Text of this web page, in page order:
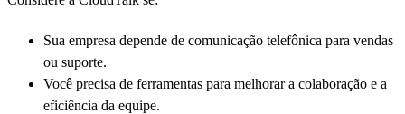
Sua empresa depende de comunicação telefônica para vendas
ou suporte.
Você precisa de ferramentas para melhorar a colaboração e a
eficiência da equipe.